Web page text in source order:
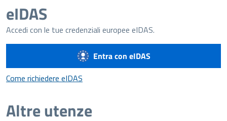
eIDAS
Accedi con le tue credenziali europee eIDAS.
Entra con eIDAS
Come richiedere eIDAS
Altre utenze